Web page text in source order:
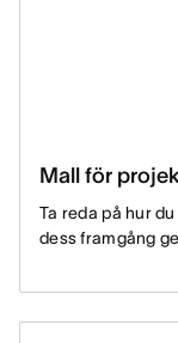
Mall för
Ta reda på hur
dess framgång